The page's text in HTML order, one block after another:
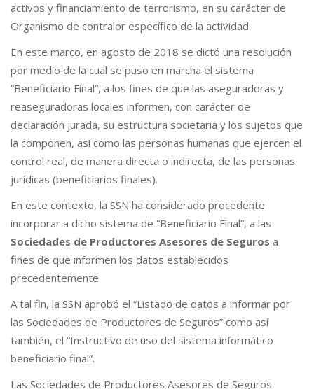
activos y financiamiento de terrorismo, en su carácter de
Organismo de contralor específico de la actividad.
En este marco, en agosto de 2018 se dictó una resolución
por medio de la cual se puso en marcha el sistema
“Beneficiario Final”, a los fines de que las aseguradoras y
reaseguradoras locales informen, con carácter de
declaración jurada, su estructura societaria y los sujetos que
la componen, así como las personas humanas que ejercen el
control real, de manera directa o indirecta, de las personas
jurídicas (beneficiarios finales).
En este contexto, la SSN ha considerado procedente
incorporar a dicho sistema de “Beneficiario Final”, a las
Sociedades de Productores Asesores de Seguros a
fines de que informen los datos establecidos
precedentemente.
A tal fin, la SSN aprobó el “Listado de datos a informar por
las Sociedades de Productores de Seguros” como así
también, el “Instructivo de uso del sistema informático
beneficiario final”.
Las Sociedades de Productores Asesores de Seguros